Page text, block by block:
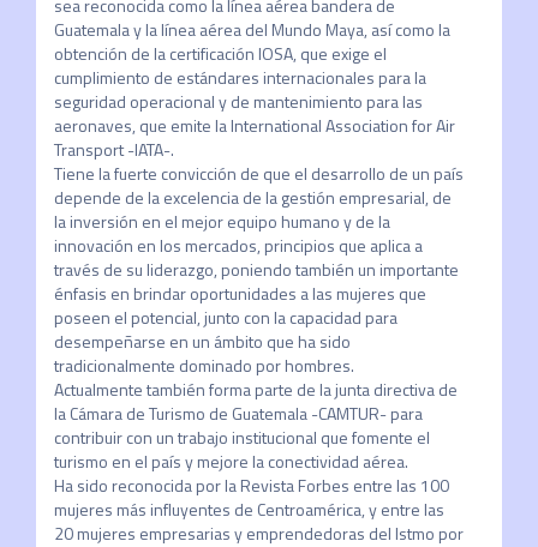
sea reconocida como la línea aérea bandera de
Guatemala y la línea aérea del Mundo Maya, así como la
obtención de la certificación IOSA, que exige el
cumplimiento de estándares internacionales para la
seguridad operacional y de mantenimiento para las
aeronaves, que emite la International Association for Air
Transport -IATA-.
Tiene la fuerte convicción de que el desarrollo de un país
depende de la excelencia de la gestión empresarial, de
la inversión en el mejor equipo humano y de la
innovación en los mercados, principios que aplica a
través de su liderazgo, poniendo también un importante
énfasis en brindar oportunidades a las mujeres que
poseen el potencial, junto con la capacidad para
desempeñarse en un ámbito que ha sido
tradicionalmente dominado por hombres.
Actualmente también forma parte de la junta directiva de
la Cámara de Turismo de Guatemala -CAMTUR- para
contribuir con un trabajo institucional que fomente el
turismo en el país y mejore la conectividad aérea.
Ha sido reconocida por la Revista Forbes entre las 100
mujeres más influyentes de Centroamérica, y entre las
20 mujeres empresarias y emprendedoras del Istmo por